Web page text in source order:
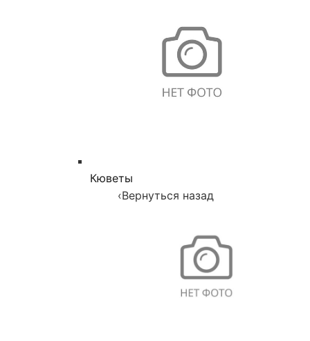
Кюветы
‹Вернуться назад